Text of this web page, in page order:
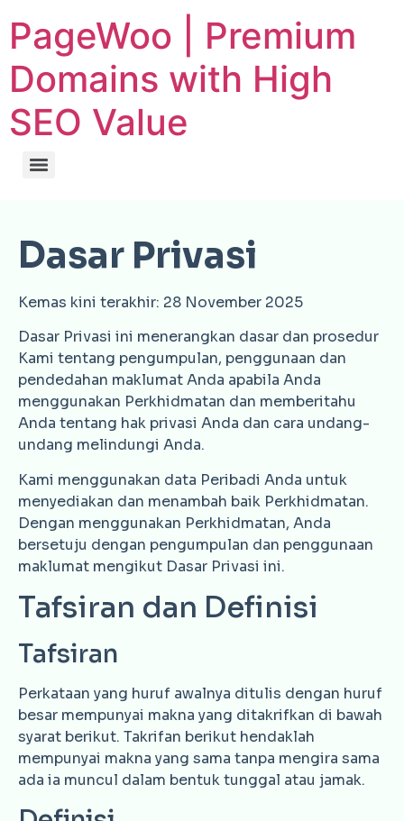
PageWoo | Premium
Domains with High
SEO Value
Dasar Privasi
Kemas kini terakhir: 28 November 2025
Dasar Privasi ini menerangkan dasar dan prosedur
Kami tentang pengumpulan, penggunaan dan
pendedahan maklumat Anda apabila Anda
menggunakan Perkhidmatan dan memberitahu
Anda tentang hak privasi Anda dan cara undang-
undang melindungi Anda.
Kami menggunakan data Peribadi Anda untuk
menyediakan dan menambah baik Perkhidmatan.
Dengan menggunakan Perkhidmatan, Anda
bersetuju dengan pengumpulan dan penggunaan
maklumat mengikut Dasar Privasi ini.
Tafsiran dan Definisi
Tafsiran
Perkataan yang huruf awalnya ditulis dengan huruf
besar mempunyai makna yang ditakrifkan di bawah
syarat berikut. Takrifan berikut hendaklah
mempunyai makna yang sama tanpa mengira sama
ada ia muncul dalam bentuk tunggal atau jamak.